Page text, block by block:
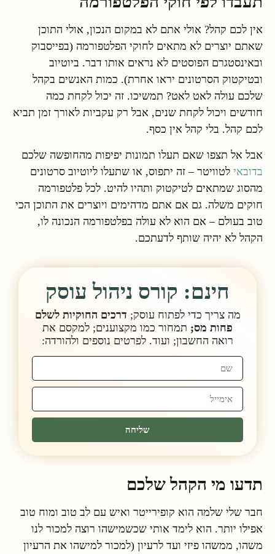
אין לכם קהל? אולי אתם לא במקום הנכון, אולי התוכן
שאתם יוצרים לא מתאים לחוקי הפלטפורמה (בפייסבוק
ובאינסטגרם הפוסטים לא נראים אותו דבר. ביוטיוב
ובטיקטוק הסרטונים יראו אחרת). כמות האנשים בקהל
שלכם עולה לאט לאט? תמשיכו. זה יכול לקחת כמה
חודשים ויכול לקחת שנים, אבל רק עקביות לאורך זמן תביא
לכם קהל. בלי קהל אין כסף.
אבל אל תצפו שאם תעלו תמונות יפיפות מהחופשה שלכם
בדובאי לטוויטר – זה יתפוס, או שתעלו ליוטיוב סרטונים
מהסוג שמתאים לטיקטוק ותהיו להיט. לכל פלטפורמה
חוקים משלה. גם אם אתם מדהימים ויוצרים את התוכן הכי
טוב בעולם – אם הוא לא עולה בפלטפורמה הנכונה לו,
הקהל לא יהיה שותף לדעתכם.
חינם: קורס ניהול עוסק
מה צריך כדי לפתוח עוסק; דרכים החוקיות לשלם
פחות מס; תמחור כמו מקצוענים; למקסם את
רואה החשבון; ועוד. לפרטים נוספים ולהורדה:
שליחה
תדעו מי הקהל שלכם
חבר שלי שלמה הוא קופירייטר ואיש עם לב טוב ומוח טוב
אפילו יותר. הוא לימד אותי שכשמישהו רוצה למכור לנו
משהו, ממשהו פיזי ועד לרעיון (למכור למישהו את הרעיון